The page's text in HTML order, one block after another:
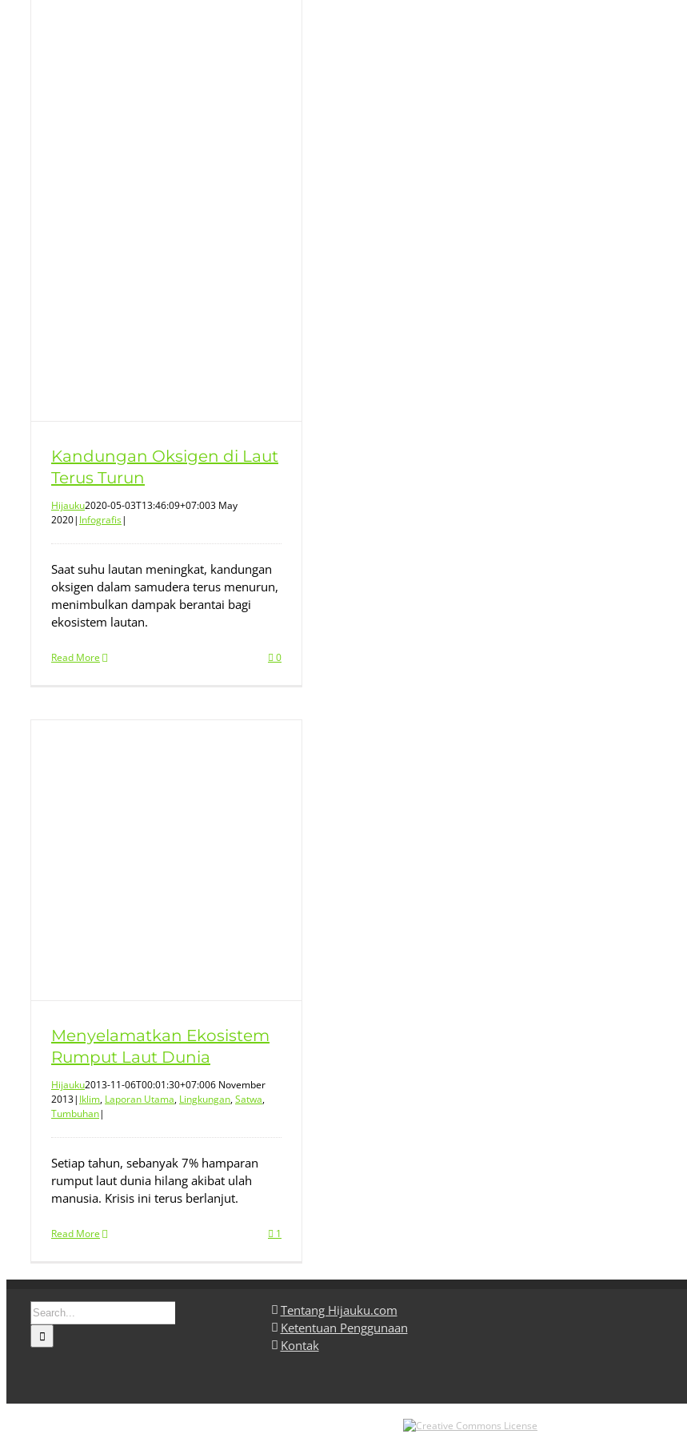
Kandungan Oksigen di Laut
Terus Turun
Hijauku2020-05-03T13:46:09+07:003 May
2020| Infografis|
Saat suhu lautan meningkat, kandungan
oksigen dalam samudera terus menurun,
menimbulkan dampak berantai bagi
ekosistem lautan.
Read More 0
Menyelamatkan Ekosistem
Rumput Laut Dunia
Hijauku2013-11-06T00:01:30+07:006 November
2013| Iklim, Laporan Utama, Lingkungan,Satwa,
Tumbuhan|
Setiap tahun, sebanyak 7% hamparan
rumput laut dunia hilang akibat ulah
manusia. Krisis ini terus berlanjut.
Read More 1
Search
for:
Tentang Hijauku.com
Ketentuan Penggunaan
Kontak